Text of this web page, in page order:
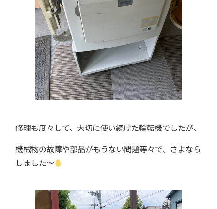
修理も度々して、大切に使い続けた輪転機でしたが、
機械物の故障や部品がもうない問題等々で、さよなら
しました～